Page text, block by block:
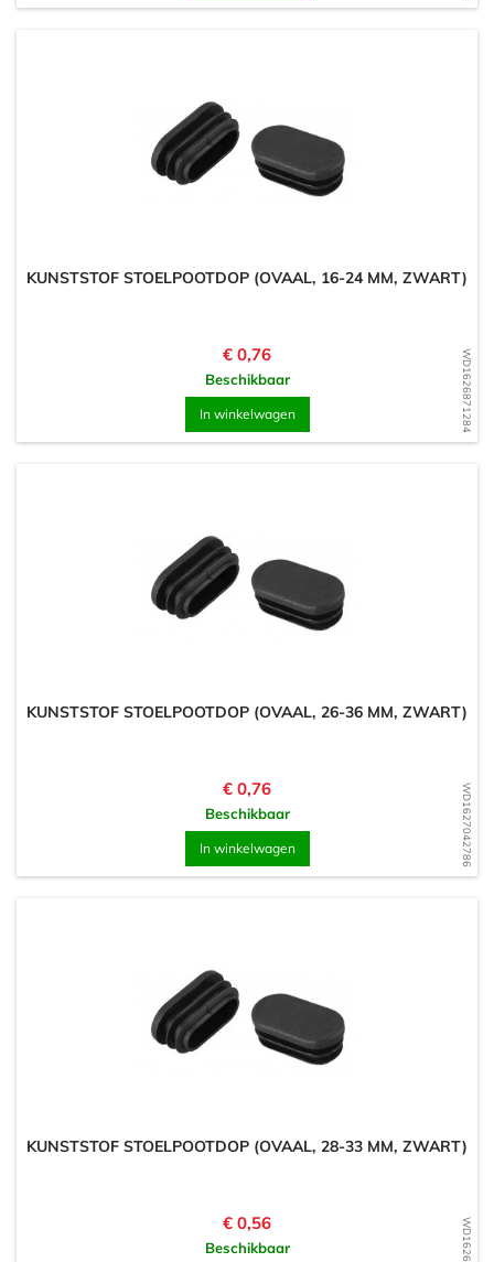
WD1626871284
KUNSTSTOF STOELPOOTDOP (OVAAL, 16-24 MM, ZWART)
Prijs
€ 0,76
Beschikbaar
In winkelwagen
WD1627042786
KUNSTSTOF STOELPOOTDOP (OVAAL, 26-36 MM, ZWART)
Prijs
€ 0,76
Beschikbaar
In winkelwagen
KUNSTSTOF STOELPOOTDOP (OVAAL, 28-33 MM, ZWART)
Prijs
€ 0,56
Beschikbaar